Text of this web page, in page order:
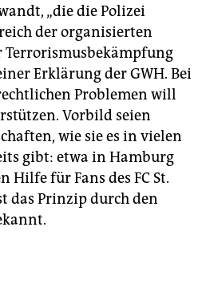
„die die Polizei
der organisierten
Erklärung der GWH. Bei
Pro­blemen will
Vorbild seien
wie sie es in vielen
gibt: etwa in Hamburg
Hilfe für Fans des FC St.
das Prinzip durch den